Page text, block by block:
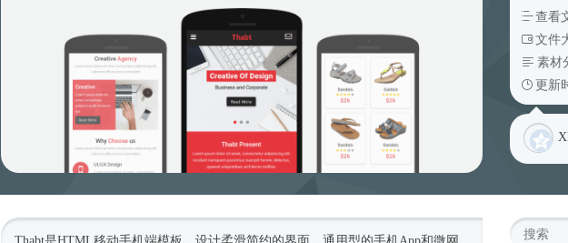
查看
文件
素材
更新